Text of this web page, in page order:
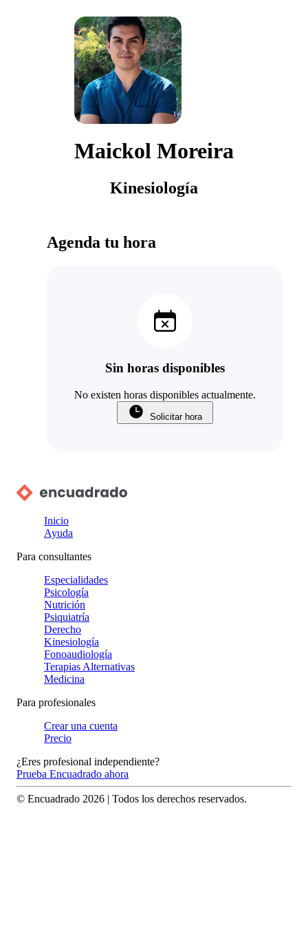
Maickol Moreira
Kinesiología
Agenda tu hora
Sin horas disponibles
No existen horas disponibles actualmente.
Solicitar hora
Inicio
Ayuda
Para consultantes
Especialidades
Psicología
Nutrición
Psiquiatría
Derecho
Kinesiología
Fonoaudiología
Terapias Alternativas
Medicina
Para profesionales
Crear una cuenta
Precio
¿Eres profesional independiente?
Prueba Encuadrado ahora
© Encuadrado 2026 | Todos los derechos reservados.